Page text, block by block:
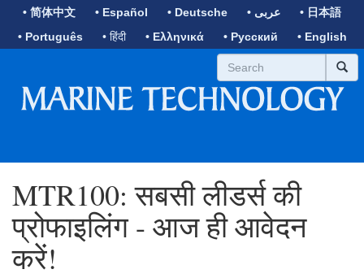
• 简体中文 • Español • Deutsche • عربى
• 日本語
• Português
• हिंदी • Ελληνικά • Русский • English
MTR100: सबसी लीडर्स की
प्रोफाइलिंग - आज ही आवेदन
करें!